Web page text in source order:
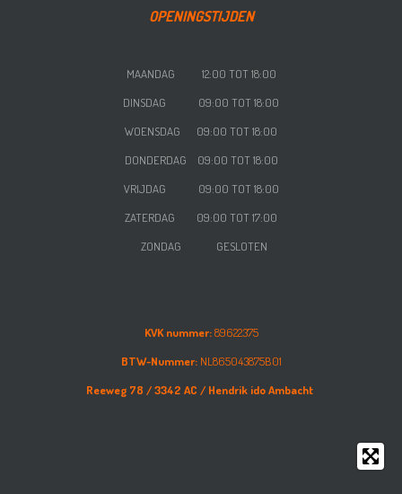
OPENINGSTIJDEN
MAANDAG 12:00 TOT 18:00
DINSDAG 09:00 TOT 18:00
WOENSDAG 09:00 TOT 18:00
DONDERDAG 09:00 TOT 18:00
VRIJDAG
09:00 TOT 18:00
ZATERDAG 09:00 TOT 17:00
ZONDAG GESLOTEN
KVK nummer:89622375
BTW-Nummer:NL865043875B01
Reeweg 78 /3342 AC / Hendrik ido Ambacht